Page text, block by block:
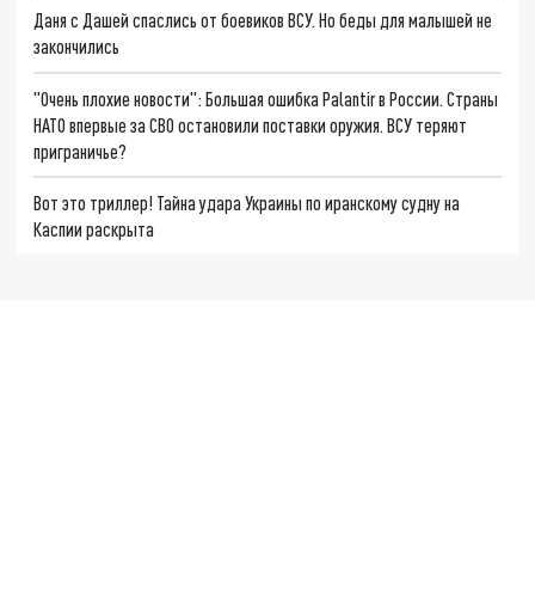
Даня с Дашей спаслись от боевиков ВСУ. Но беды для малышей не
закончились
"Очень плохие новости": Большая ошибка Palantir в России. Страны
НАТО впервые за СВО остановили поставки оружия. ВСУ теряют
приграничье?
Вот это триллер! Тайна удара Украины по иранскому судну на
Каспии раскрыта